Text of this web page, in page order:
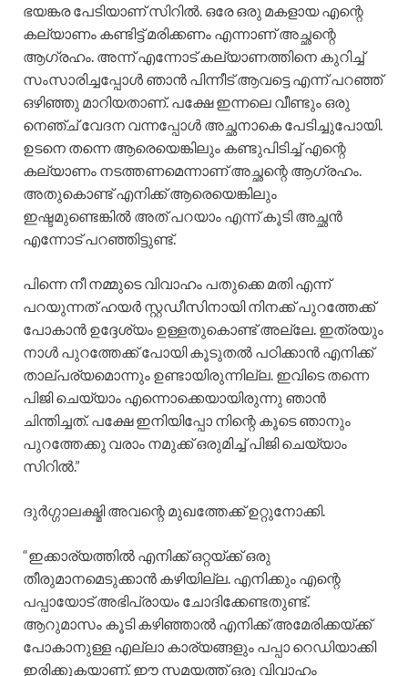
ഭയങ്കര പേടിയാണ് സിറിൽ. ഒരേ ഒരു മകളായ എന്റെ
കല്യാണം കണ്ടിട്ട് മരിക്കണം എന്നാണ് അച്ഛന്റെ
ആഗ്രഹം. അന്ന് എന്നോട് കല്യാണത്തിനെ കുറിച്ച്
സംസാരിച്ചപ്പോൾ ഞാൻ പിന്നീട് ആവട്ടെ എന്ന് പറഞ്ഞ്
ഒഴിഞ്ഞു മാറിയതാണ്. പക്ഷേ ഇന്നലെ വീണ്ടും ഒരു
നെഞ്ച് വേദന വന്നപ്പോൾ അച്ഛനാകെ പേടിച്ചുപോയി.
ഉടനെ തന്നെ ആരെയെങ്കിലും കണ്ടുപിടിച്ച് എന്റെ
കല്യാണം നടത്തണമെന്നാണ് അച്ഛന്റെ ആഗ്രഹം.
അതുകൊണ്ട് എനിക്ക് ആരെയെങ്കിലും
ഇഷ്ടമുണ്ടെങ്കിൽ അത് പറയാം എന്ന് കൂടി അച്ഛൻ
എന്നോട് പറഞ്ഞിട്ടുണ്ട്.
പിന്നെ നീ നമ്മുടെ വിവാഹം പതുക്കെ മതി എന്ന്
പറയുന്നത് ഹയർ സ്റ്റഡീസിനായി നിനക്ക് പുറത്തേക്ക്
പോകാൻ ഉദ്ദേശ്യം ഉള്ളതുകൊണ്ട് അല്ലേ. ഇത്രയും
നാൾ പുറത്തേക്ക് പോയി കൂടുതൽ പഠിക്കാൻ എനിക്ക്
താല്പര്യമൊന്നും ഉണ്ടായിരുന്നില്ല. ഇവിടെ തന്നെ
പിജി ചെയ്യാം എന്നൊക്കെയായിരുന്നു ഞാൻ
ചിന്തിച്ചത്. പക്ഷേ ഇനിയിപ്പോ നിന്റെ കൂടെ ഞാനും
പുറത്തേക്കു വരാം നമുക്ക് ഒരുമിച്ച് പിജി ചെയ്യാം
സിറിൽ.”
ദുർഗ്ഗാലക്ഷ്മി അവന്റെ മുഖത്തേക്ക് ഉറ്റുനോക്കി.
“ഇക്കാര്യത്തിൽ എനിക്ക് ഒറ്റയ്ക്ക് ഒരു
തീരുമാനമെടുക്കാൻ കഴിയില്ല. എനിക്കും എന്റെ
പപ്പായോട് അഭിപ്രായം ചോദിക്കേണ്ടതുണ്ട്.
ആറുമാസം കൂടി കഴിഞ്ഞാൽ എനിക്ക് അമേരിക്കയ്ക്ക്
പോകാനുള്ള എല്ലാ കാര്യങ്ങളും പപ്പാ റെഡിയാക്കി
ഇരിക്കുകയാണ്. ഈ സമയത്ത് ഒരു വിവാഹം